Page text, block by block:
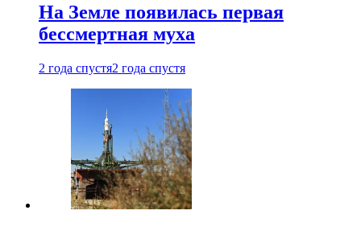
На Земле появилась первая
бессмертная муха
2 года спустя2 года спустя